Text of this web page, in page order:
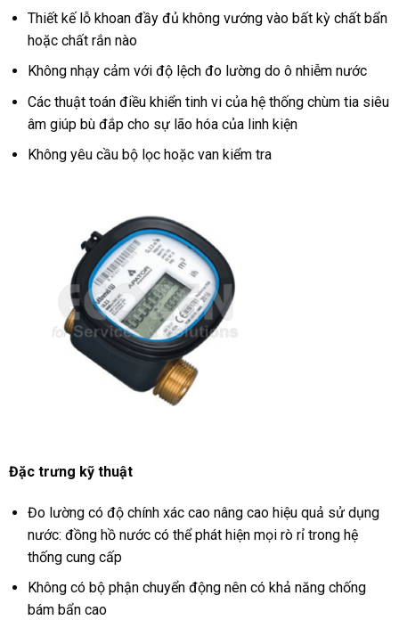
Thiết kế lỗ khoan đầy đủ không vướng vào bất kỳ chất bẩn
hoặc chất rắn nào
Không nhạy cảm với độ lệch đo lường do ô nhiễm nước
Các thuật toán điều khiển tinh vi của hệ thống chùm tia siêu
âm giúp bù đắp cho sự lão hóa của linh kiện
Không yêu cầu bộ lọc hoặc van kiểm tra
Đặc trưng kỹ thuật
Đo lường có độ chính xác cao nâng cao hiệu quả sử dụng
nước: đồng hồ nước có thể phát hiện mọi rò rỉ trong hệ
thống cung cấp
Không có bộ phận chuyển động nên có khả năng chống
bám bẩn cao